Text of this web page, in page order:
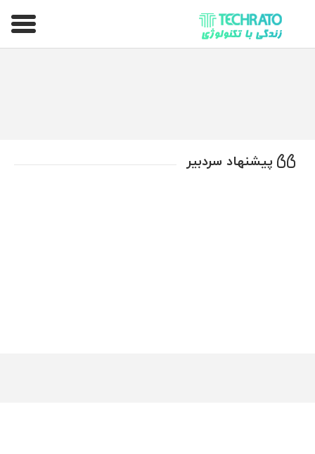
تکراتو – زندگی با تکنولوژی
پیشنهاد سردبیر